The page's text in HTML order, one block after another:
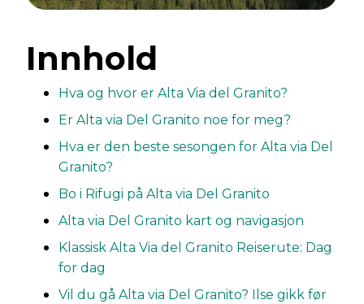
Innhold
Hva og hvor er Alta Via del Granito?
Er Alta via Del Granito noe for meg?
Hva er den beste sesongen for Alta via Del
Granito?
Bo i Rifugi på Alta via Del Granito
Alta via Del Granito kart og navigasjon
Klassisk Alta Via del Granito Reiserute: Dag
for dag
Vil du gå Alta via Del Granito? Ilse gikk før